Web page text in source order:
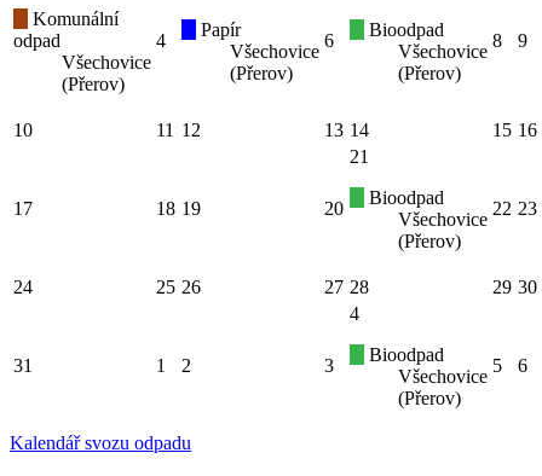
Komunální
odpad
Všechovice
(Přerov)
4
Papír
Všechovice
(Přerov)
6
Bioodpad
Všechovice
(Přerov)
8 9
10 11 12 13 14 15 16
17 18 19 20
21
Bioodpad
Všechovice
(Přerov)
22 23
24 25 26 27 28 29 30
31 1 2 3
4
Bioodpad
Všechovice
(Přerov)
5 6
Kalendář svozu odpadu